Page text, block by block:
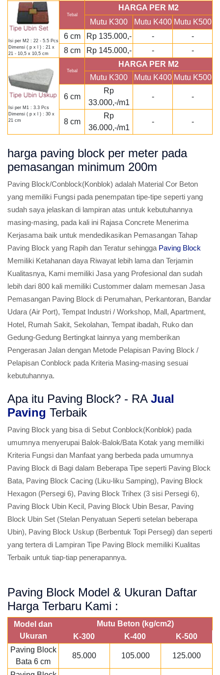
Isi per M2 : 22 - 5.5 Pcs
Dimensi ( p x l ) : 21 x
21 - 10,5 x 10,5 cm
Tebal
HARGA PER M2
Mutu K300
Mutu K400 Mutu K500
6 cm
Rp 135.000,- -
-
8 cm
Rp 145.000,- - -
Isi per M1 : 3.3 Pcs
Dimensi ( p x l ) : 30 x
21 cm
Tebal
HARGA PER M2
Mutu K300
Mutu K400 Mutu K500
6 cm
Rp
33.000,-/m1
- -
8 cm
Rp
36.000,-/m1
- -
harga paving block per meter pada
pemasangan minimum 200m
Paving Block/Conblock(Konblok) adalah Material Cor Beton
yang memiliki Fungsi pada penempatan tipe-tipe seperti yang
sudah saya jelaskan di lampiran atas untuk kebutuhannya
masing-masing, pada kali ini Rajasa Concrete Menerima
Kerjasama baik untuk mendedikasikan Pemasangan Tahap
Paving Block yang Rapih dan Teratur sehingga Paving Block
Memiliki Ketahanan daya Riwayat lebih lama dan Terjamin
Kualitasnya, Kami memiliki Jasa yang Profesional dan sudah
lebih dari 800 kali memiliki Custommer dalam memesan Jasa
Pemasangan Paving Block di Perumahan, Perkantoran, Bandar
Udara (Air Port), Tempat Industri / Workshop, Mall, Apartment,
Hotel, Rumah Sakit, Sekolahan, Tempat ibadah, Ruko dan
Gedung-Gedung Bertingkat lainnya yang memberikan
Pengerasan Jalan dengan Metode Pelapisan Paving Block /
Pelapisan Conblock pada Kriteria Masing-masing sesuai
kebutuhannya.
Apa itu Paving Block? - RA Jual
Paving Terbaik
Paving Block yang bisa di Sebut Conblock(Konblok) pada
umumnya menyerupai Balok-Balok/Bata Kotak yang memiliki
Kriteria Fungsi dan Manfaat yang berbeda pada umumnya
Paving Block di Bagi dalam Beberapa Tipe seperti Paving Block
Bata, Paving Block Cacing (Liku-liku Samping), Paving Block
Hexagon (Persegi 6), Paving Block Trihex (3 sisi Persegi 6),
Paving Block Ubin Kecil, Paving Block Ubin Besar, Paving
Block Ubin Set (Stelan Penyatuan Seperti setelan beberapa
Ubin), Paving Block Uskup (Berbentuk Topi Persegi) dan seperti
yang tertera di Lampiran Tipe Paving Block memiliki Kualitas
Terbaik untuk tiap-tiap penerapannya.
Paving Block Model & Ukuran Daftar
Harga Terbaru Kami :
Model dan
Ukuran
Mutu Beton (kg/cm2)
K-300
K-400
K-500
Paving Block
Bata 6 cm
85.000 105.000 125.000